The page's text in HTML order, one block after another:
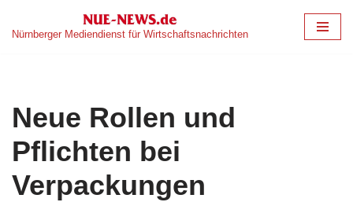
Zum
Nürnberger Mediendienst für Wirtschaftsnachrichten
Neue Rollen und
Pflichten bei
Verpackungen